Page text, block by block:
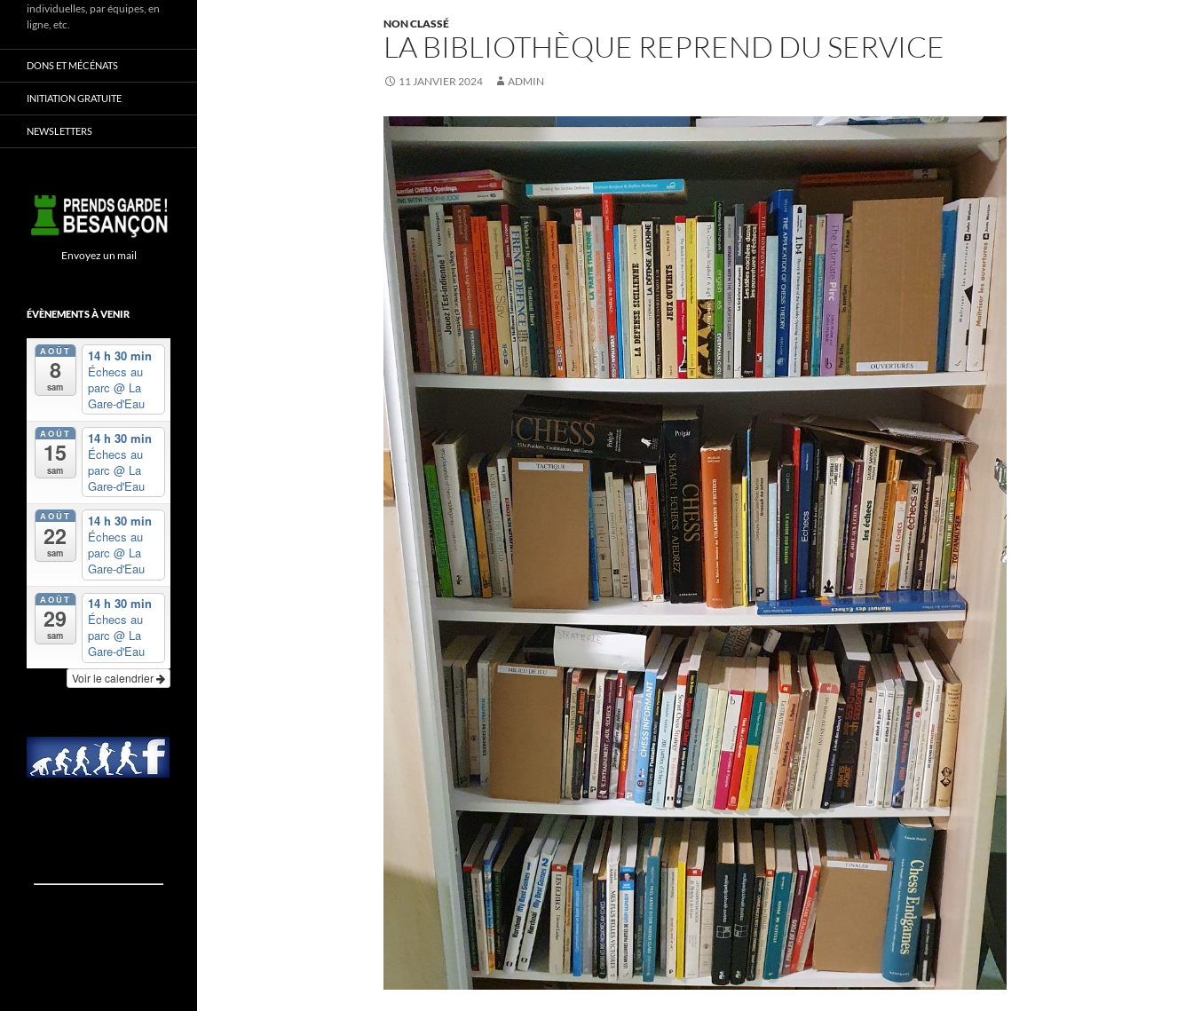
NON CLASSÉ
LA BIBLIOTHÈQUE REPREND DU SERVICE
11 JANVIER 2024 ADMIN
individuelles, par équipes, en
ligne, etc.
DONS ET MÉCÉNATS
INITIATION GRATUITE
NEWSLETTERS
Envoyez un mail
ÉVÈNEMENTS À VENIR
AOÛT
8
sam
14 h 30 min
Échecs au
parc @ La
Gare-d'Eau
AOÛT
15
sam
14 h 30 min
Échecs au
parc @ La
Gare-d'Eau
AOÛT
22
sam
14 h 30 min
Échecs au
parc @ La
Gare-d'Eau
AOÛT
29
sam
14 h 30 min
Échecs au
parc @ La
Gare-d'Eau
Voir le calendrier